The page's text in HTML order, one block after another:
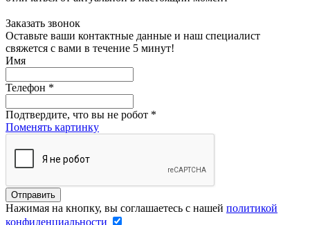
Заказать звонок
Оставьте ваши контактные данные и наш специалист
свяжется с вами в течение 5 минут!
Имя
Телефон *
Подтвердите, что вы не робот *
Поменять картинку
Нажимая на кнопку, вы соглашаетесь с нашей политикой
конфиденциальности